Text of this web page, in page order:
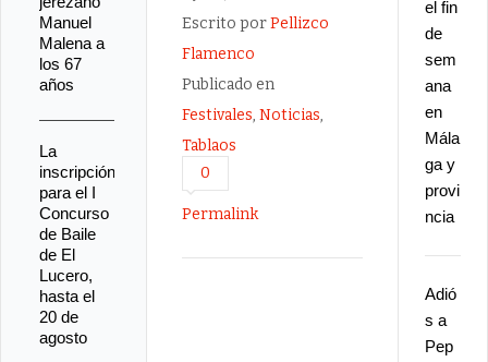
Escrito porPellizco
Flamenco
Publicado en
Festivales,Noticias,
Tablaos
0
Permalink
el fin
de
sem
ana
en
Mála
ga y
provi
ncia
Adió
s a
Pep
Manuel
Malena a
los 67
años
La
inscripción
para el I
Concurso
de Baile
de El
Lucero,
hasta el
20 de
agosto